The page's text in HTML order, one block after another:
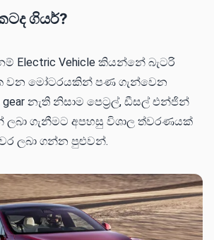
ගියර්?
Electric Vehicle කියන්නේ බැටරි
වන මෝටරයකින් පණ ගැන්වෙන
නැති නිසාම පෙට්‍රල්, ඩීසල් එන්ජින්
ලබා ගැනීමට අපහසු විශාල ත්වරණයක්
ලබා ගන්න පුළුවන්.